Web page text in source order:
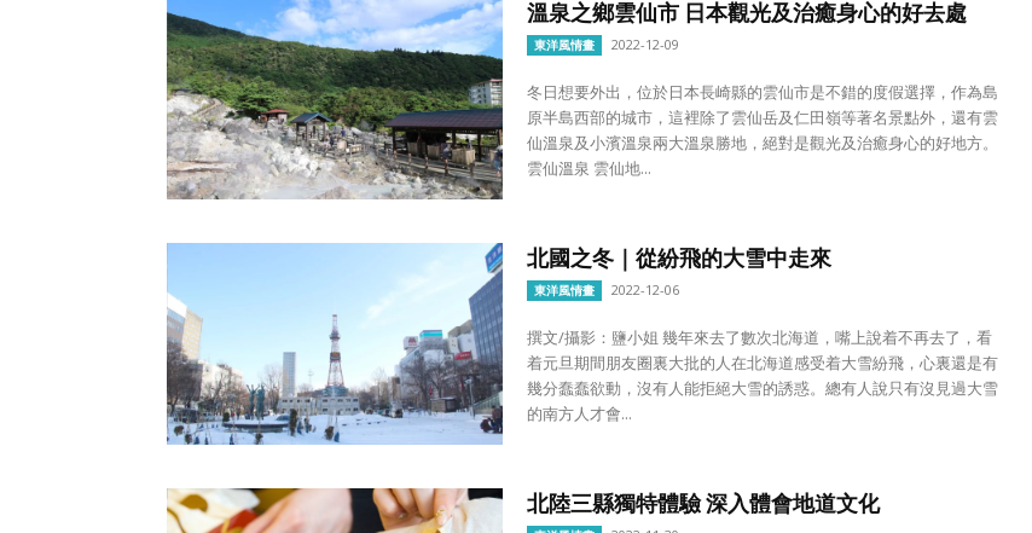
溫泉之鄉雲仙市 日本觀光及治癒身心的好去處
東洋風情畫 2022-12-09
冬日想要外出，位於日本長崎縣的雲仙市是不錯的度假選擇，作為島
原半島西部的城市，這裡除了雲仙岳及仁田嶺等著名景點外，還有雲
仙溫泉及小濱溫泉兩大溫泉勝地，絕對是觀光及治癒身心的好地方。
雲仙溫泉 雲仙地...
北國之冬｜從紛飛的大雪中走來
東洋風情畫 2022-12-06
撰文/攝影：鹽小姐 幾年來去了數次北海道，嘴上說着不再去了，看
着元旦期間朋友圈裏大批的人在北海道感受着大雪紛飛，心裏還是有
幾分蠢蠢欲動，沒有人能拒絕大雪的誘惑。總有人說只有沒見過大雪
的南方人才會...
北陸三縣獨特體驗 深入體會地道文化